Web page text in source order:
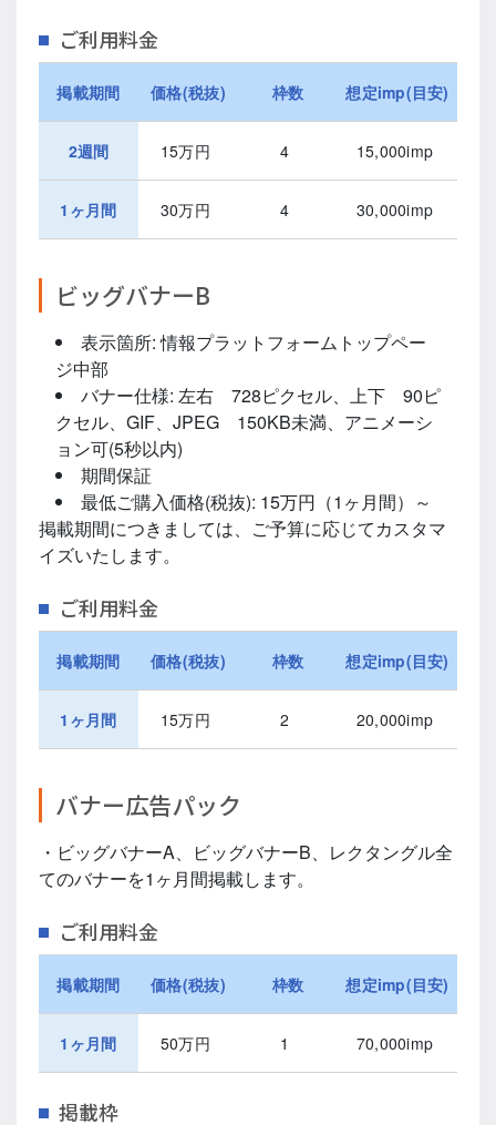
ご利用料金
掲載期間 価格(税抜) 枠数 想定imp(目安)
2週間 15万円 4 15,000imp
1ヶ月間 30万円 4 30,000imp
ビッグバナーB
表示箇所: 情報プラットフォームトップペー
ジ中部
バナー仕様: 左右 728ピクセル、上下 90ピ
クセル、GIF、JPEG 150KB未満、アニメーシ
ョン可(5秒以内)
期間保証
最低ご購入価格(税抜): 15万円（1ヶ月間）～
掲載期間につきましては、ご予算に応じてカスタマ
イズいたします。
ご利用料金
掲載期間 価格(税抜) 枠数 想定imp(目安)
1ヶ月間 15万円 2 20,000imp
バナー広告パック
・ビッグバナーA、ビッグバナーB、レクタングル全
てのバナーを1ヶ月間掲載します。
ご利用料金
掲載期間 価格(税抜) 枠数 想定imp(目安)
1ヶ月間 50万円 1 70,000imp
掲載枠